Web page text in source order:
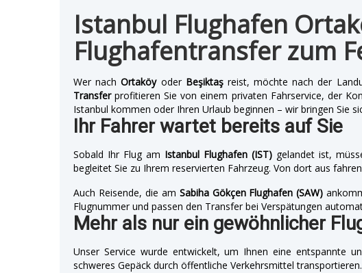
Istanbul Flughafen
Flughafentransfer zum
Wer nachOrtaköyoder Beşiktaşreist, möchte nach der
Transferprofitieren Sie von einem privaten Fahrservice, der
Istanbul kommen oder Ihren Urlaub beginnen – wir bringen Sie
Ihr Fahrer wartet bereits auf Sie
Sobald Ihr Flug am Istanbul Flughafen (IST) gelandet ist,
begleitet Sie zu Ihrem reservierten Fahrzeug. Von dort aus
Auch Reisende, die am Sabiha Gökçen Flughafen (SAW)
Flugnummer und passen den Transfer bei Verspätungen
Mehr als nur ein gewöhnlicher
Unser Service wurde entwickelt, um Ihnen eine entspannte
schweres Gepäck durch öffentliche Verkehrsmittel